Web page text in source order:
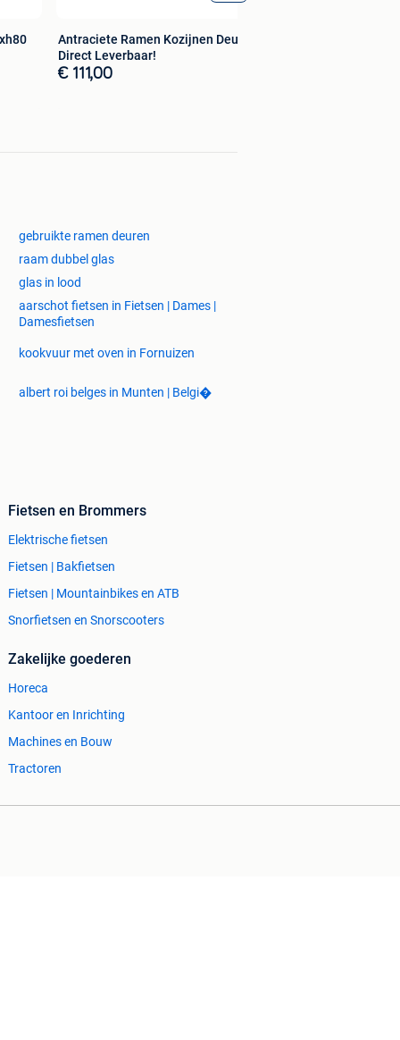
Antraciete Ramen Kozijnen Deuren
Direct Leverbaar!
€ 111,00
gebruikte ramen deuren
raam dubbel glas
glas in lood
aarschot fietsen in Fietsen | Dames |
Damesfietsen
kookvuur met oven in Fornuizen
albert roi belges in Munten | Belgi�
Fietsen en Brommers
Elektrische fietsen
Fietsen | Bakfietsen
Fietsen | Mountainbikes en ATB
Snorfietsen en Snorscooters
Zakelijke goederen
Horeca
Kantoor en Inrichting
Machines en Bouw
Tractoren